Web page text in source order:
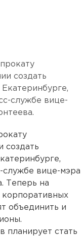
создать
службе вице-
создать
вице-мэра
Теперь на
объединить и
планирует стать